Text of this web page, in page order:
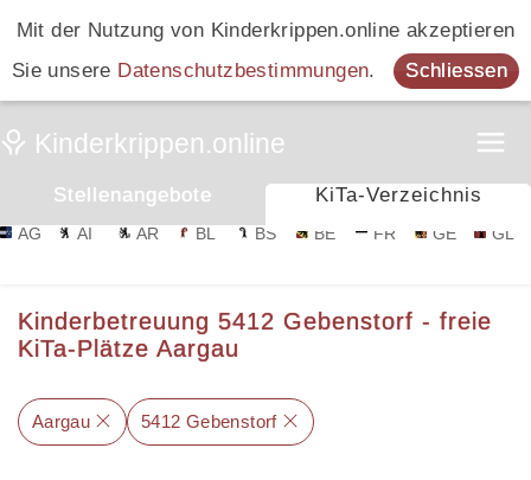
Mit der Nutzung von Kinderkrippen.online akzeptieren
Sie unsere Datenschutzbestimmungen. Schliessen
Stellenangebote KiTa-Verzeichnis
AG AI AR BL BS BE FR GE GL
Kinderbetreuung 5412 Gebenstorf - freie
KiTa-Plätze Aargau
Aargau 5412 Gebenstorf